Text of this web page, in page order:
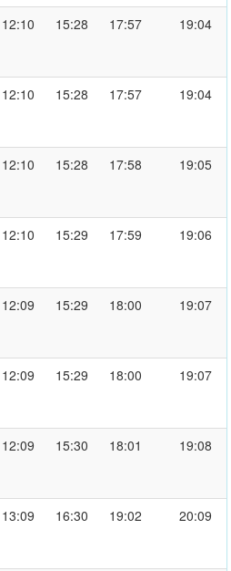
12:10 15:28 17:57 19:04
12:10 15:28 17:57 19:04
12:10 15:28 17:58 19:05
12:10 15:29 17:59 19:06
12:09 15:29 18:00 19:07
12:09 15:29 18:00 19:07
12:09 15:30 18:01 19:08
13:09 16:30 19:02 20:09